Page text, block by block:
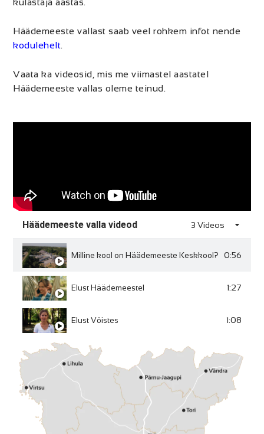
külastaja aastas.
Häädemeeste vallast saab veel rohkem infot nende
kodulehelt.
Vaata ka videosid, mis me viimastel aastatel
Häädemeeste vallas oleme teinud.
Häädemeeste valla videod 3 Videos
Milline kool on Häädemeeste Keskkool? 0:56
Elust Häädemeestel 1:27
Elust Võistes 1:08